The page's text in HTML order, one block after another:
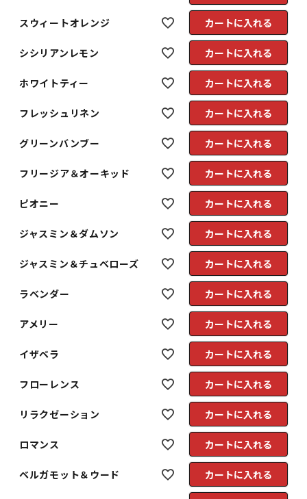
スウィートオレンジ カートに入れる
シシリアンレモン カートに入れる
ホワイトティー カートに入れる
フレッシュリネン カートに入れる
グリーンバンブー カートに入れる
フリージア＆オーキッド カートに入れる
ピオニー カートに入れる
ジャスミン＆ダムソン カートに入れる
ジャスミン＆チュベローズ カートに入れる
ラベンダー カートに入れる
アメリー カートに入れる
イザベラ カートに入れる
フローレンス カートに入れる
リラクゼーション カートに入れる
ロマンス カートに入れる
ベルガモット＆ウード カートに入れる